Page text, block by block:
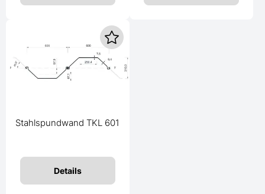
Stahlspundwand TKL 601
Details